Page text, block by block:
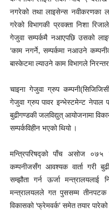
नगरेको तथा लाइसेन्स नवीकरणका
गरेको विभागकी प्रवक्ता निशा
गेजुवा सम्पर्कमै नआएपछि उसको
‘काम नगर्ने, सम्पर्कमा नआउने
बास्केटमा ल्याउने काम विभागले
चाइना गेजुवा ग्रुप
गेजुवा ग्रुप पावर इन्भेस्टमेन्ट नेपाल
बुढीगण्डकी जलविद्युत् आयोजनामा
सम्पर्कविहीन भएको थियो ।
मन्त्रिपरिषद्को पाँच असोज
कम्पनीजसँग आवश्यक वार्ता गरी
सम्झौता गर्न ऊर्जा मन्त्रालयलाई
मन्त्रालयलले गत पुससम्म तीनपटक
विकासको ‘फ्रेमवर्क’ समेत तयार पारेको